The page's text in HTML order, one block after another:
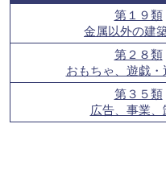
第１９類
金属以外の建
第２８類
おもちゃ、遊戯
第３５類
広告、事業、